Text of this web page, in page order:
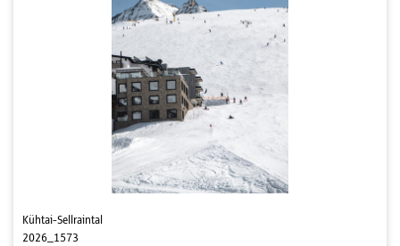
Kühtai-Sellraintal
2026_1573